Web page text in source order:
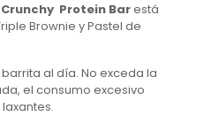
Crunchy Protein Barestá
Brownie y Pastel de
barrita al día.No exceda la
el consumo excesivo